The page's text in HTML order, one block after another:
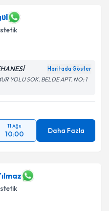
Haritada Göster
YOLU SOK. BELDE APT. NO: 1
11 Ağu
10:00 Daha Fazla